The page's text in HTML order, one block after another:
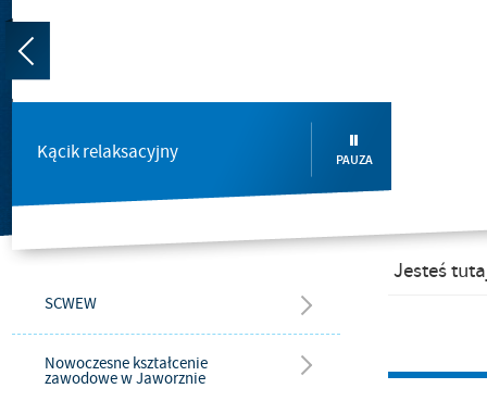
Kącik relaksacyjny PAUZA
SCWEW
Nowoczesne kształcenie
zawodowe w Jaworznie
Jesteś